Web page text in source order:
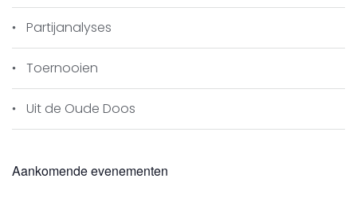
8. F. Mertens 9,5
9. N. van der Hoogt 7,5
De volledige eindstanden van de interne
competitie staanhier.
Partijanalyses
Toernooien
Uit de Oude Doos
Aankomende evenementen